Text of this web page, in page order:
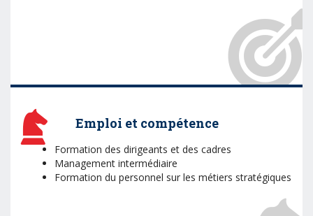
Emploi et compétence
Formation des dirigeants et des cadres
Management intermédiaire
Formation du personnel sur les métiers stratégiques